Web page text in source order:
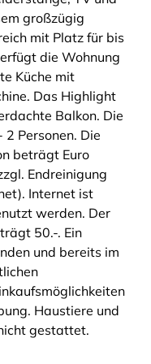
großzügig
mit Platz für bis
die Wohnung
Küche mit
Das Highlight
Balkon. Die
Personen. Die
beträgt Euro
Endreinigung
Internet ist
werden. Der
50.-. Ein
und bereits im
Haustiere und
gestattet.